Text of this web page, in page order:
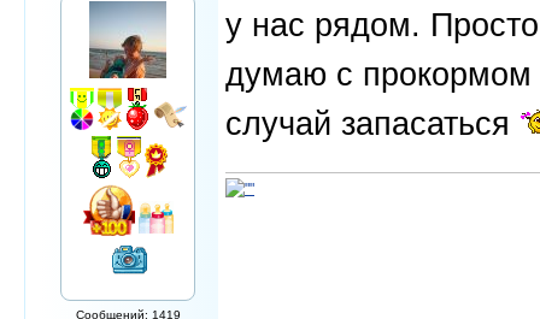
Сообщений: 1419
у нас рядом.
думаю с прокормом
случай запасаться